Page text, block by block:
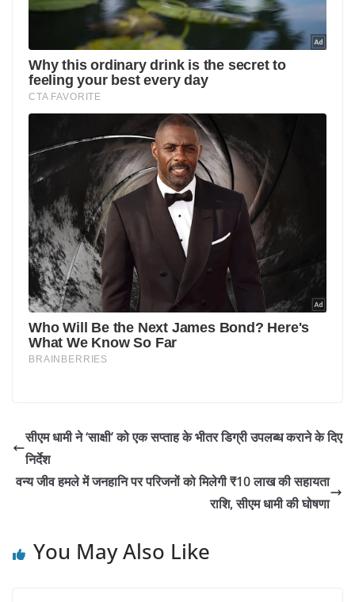
सीएम धामी ने ‘साक्षी’ को एक सप्ताह के ​भीतर डिग्री उपलब्ध कराने के दिए
निर्देश
वन्य जीव हमले में जनहानि पर परिजनों को मिलेगी ₹10 लाख की सहायता
राशि, सीएम धामी की घोषणा
You May Also Like